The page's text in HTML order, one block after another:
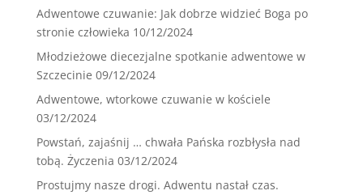
Adwentowe czuwanie: Jak dobrze widzieć Boga po
stronie człowieka 10/12/2024
Młodzieżowe diecezjalne spotkanie adwentowe w
Szczecinie 09/12/2024
Adwentowe, wtorkowe czuwanie w kościele
03/12/2024
Powstań, zajaśnij … chwała Pańska rozbłysła nad
tobą. Życzenia 03/12/2024
Prostujmy nasze drogi. Adwentu nastał czas.